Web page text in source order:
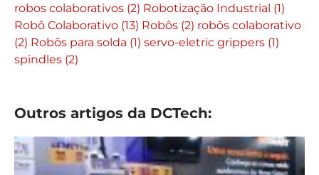
robos colaborativos (2) Robotização Industrial (1)
Robô Colaborativo (13) Robôs (2) robôs colaborativo
(2) Robôs para solda (1) servo-eletric grippers (1)
spindles (2)
Outros artigos da DCTech: